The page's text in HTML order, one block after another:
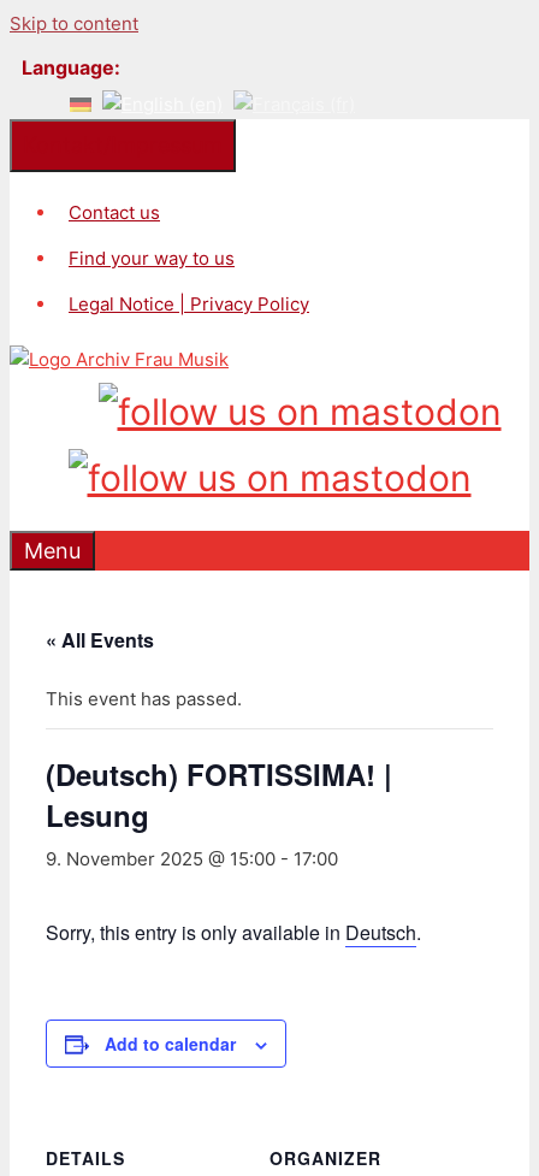
Skip to content
Language:
Contact us
Find your way to us
Legal Notice | Privacy Policy
Menu
« All Events
This event has passed.
(Deutsch) FORTISSIMA! |
Lesung
9. November 2025 @ 15:00 - 17:00
Sorry, this entry is only available in Deutsch.
Add to calendar
DETAILS
ORGANIZER